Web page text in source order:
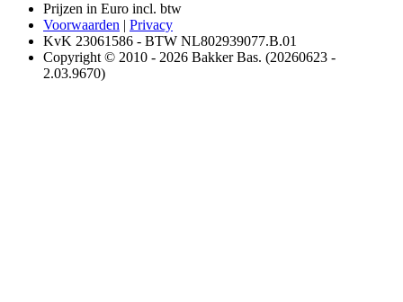
Prijzen in Euro incl. btw
Voorwaarden
Privacy
KvK 23061586 - BTW NL802939077.B.01
Copyright © 2010 - 2026 Bakker Bas. (20260623 -
2.03.9670)